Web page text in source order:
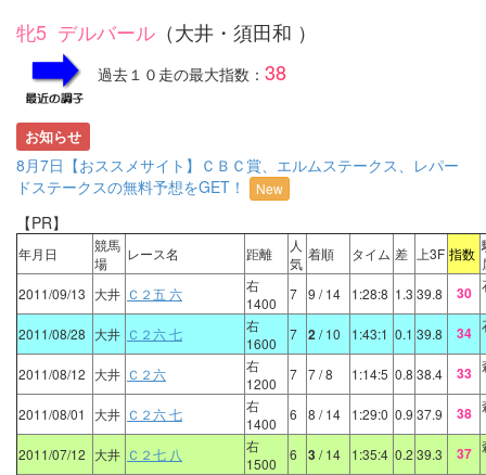
牝5 デルバール （大井・須田和 ）
過去１０走の最大指数： 38
お知らせ
8月7日【おススメサイト】ＣＢＣ賞、エルムステークス、レパー
ドステークスの無料予想をGET！
New
【PR】
年月日
競馬
場
レース名 距離
人
気
着順 タイム 差 上3F 指数
2011/09/13 大井 Ｃ２五 六
右
1400
7 9 / 14 1:28:8 1.3 39.8 30
2011/08/28 大井 Ｃ２六 七
右
1600
7 2/ 10 1:43:1 0.1 39.8 34
2011/08/12 大井 Ｃ２六
右
1200
7 7/ 8 1:14:5 0.8 38.4 33
2011/08/01
大井 Ｃ２六 七
右
1400
6 8 / 14 1:29:0 0.9 37.9 38
2011/07/12 大井 Ｃ２七 八
右
1500
6 3/ 14 1:35:4 0.2 39.3 37